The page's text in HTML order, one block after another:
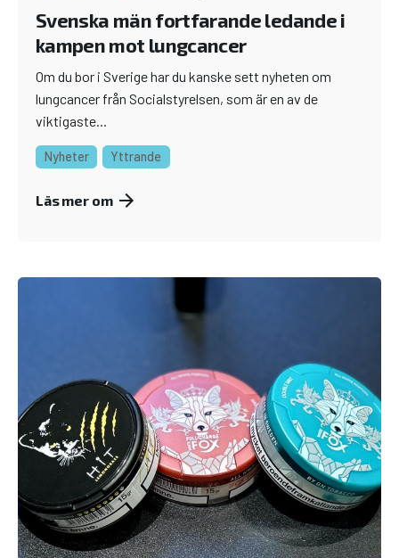
Svenska män fortfarande ledande i
kampen mot lungcancer
Om du bor i Sverige har du kanske sett nyheten om
lungcancer från Socialstyrelsen, som är en av de
viktigaste...
Nyheter Yttrande
Läs mer om